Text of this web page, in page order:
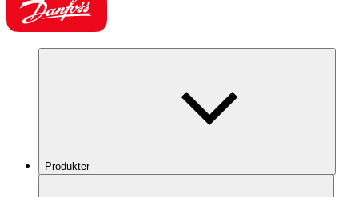
Produkter